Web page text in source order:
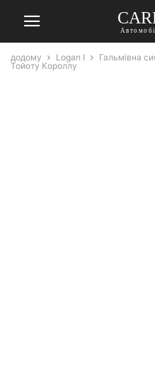
додому Logan I Гальмівна
Тойоту Короллу